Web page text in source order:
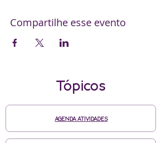
Compartilhe esse evento
Tópicos
AGENDA ATIVIDADES